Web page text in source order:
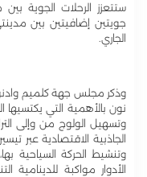
ستتعزز الرحلات الجوية بين
الجاري.
وذكر مجلس جهة كلميم
نون بالأهمية التي يكتسيها
وتسهيل الولوج من وإلى
الجاذبية الاقتصادية عبر
وتنشيط الحركة السياحية
الأدوار مواكبة